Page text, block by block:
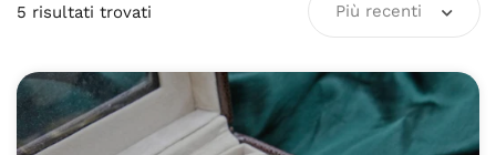
5 risultati trovati Più recenti